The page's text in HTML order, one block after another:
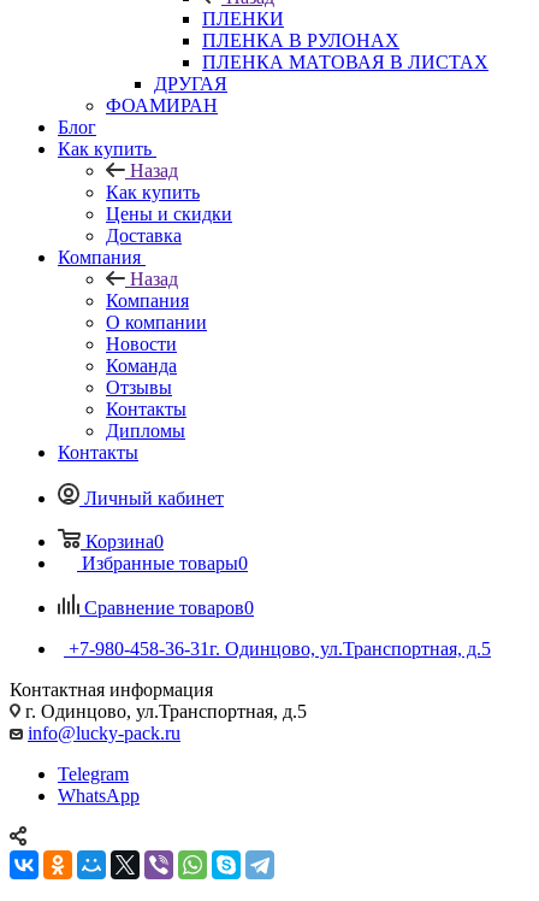
ПЛЕНКИ
ПЛЕНКА В РУЛОНАХ
ПЛЕНКА МАТОВАЯ В ЛИСТАХ
ДРУГАЯ
ФОАМИРАН
Блог
Как купить
Назад
Как купить
Цены и скидки
Доставка
Компания
Назад
Компания
О компании
Новости
Команда
Отзывы
Контакты
Дипломы
Контакты
Личный кабинет
Корзина0
Избранные товары0
Сравнение товаров0
+7-980-458-36-31г. Одинцово, ул.Транспортная, д.5
Контактная информация
г. Одинцово, ул.Транспортная, д.5
info@lucky-pack.ru
Telegram
WhatsApp